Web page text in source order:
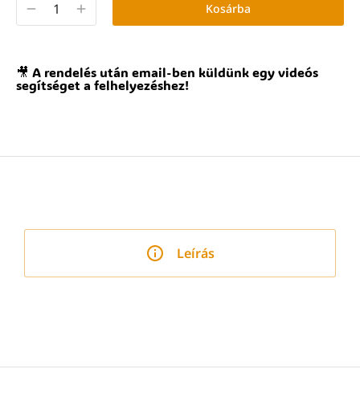
Kosárba
🎥 A rendelés után email-ben küldünk egy videós
segítséget a felhelyezéshez!
Leírás